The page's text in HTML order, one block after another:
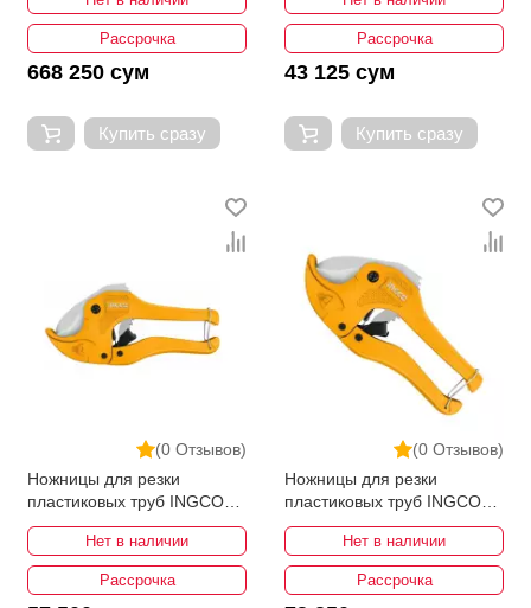
Рассрочка
668 250 сум
Купить сразу
Рассрочка
43 125 сум
Купить сразу
(0 Отзывов)
Ножницы для резки
пластиковых труб INGCO
HPCS05428
Нет в наличии
Рассрочка
(0 Отзывов)
Ножницы для резки
пластиковых труб INGCO
HPC0543
Нет в наличии
Рассрочка